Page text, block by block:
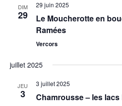
DIM
29
29 juin 2025
Le Moucherotte en
Ramées
Vercors
juillet 2025
JEU
3
3 juillet 2025
Chamrousse – les lacs